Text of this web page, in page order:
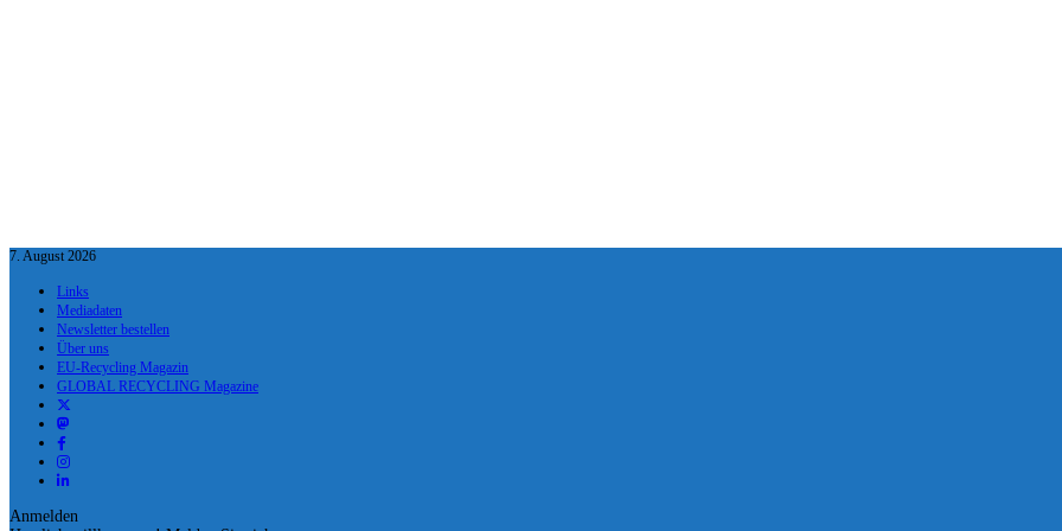
7. August 2026
Links
Mediadaten
Newsletter bestellen
Über uns
EU-Recycling Magazin
GLOBAL RECYCLING Magazine
Anmelden